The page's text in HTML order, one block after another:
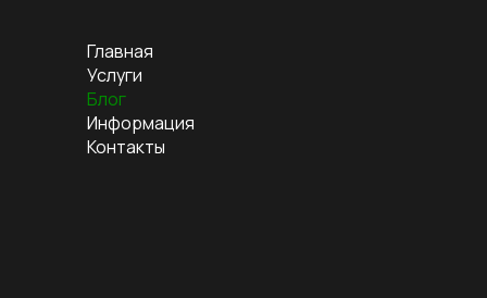
Главная
Услуги
Блог
Информация
Контакты